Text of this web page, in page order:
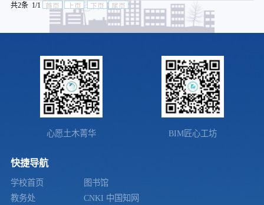
共2条 1/1 首页 上页 下页 尾页
心愿土木菁华 BIM匠心工坊
快捷导航
学校首页
教务处
图书馆
CNKI 中国知网